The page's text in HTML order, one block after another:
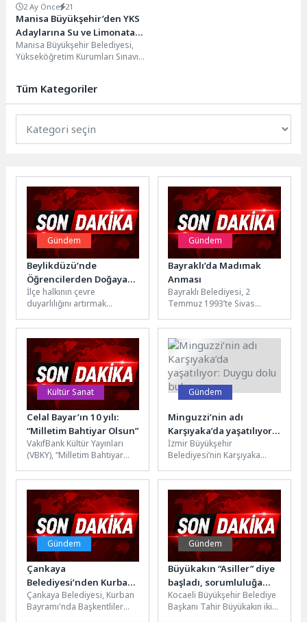
2 Ay Önce 21
Manisa Büyükşehir’den YKS
Adaylarına Su ve Limonata
İkramı
Manisa Büyükşehir Belediyesi,
Yükseköğretim Kurumları Sınavı
ikramında...
Tüm Kategoriler
Gündem
Beylikdüzü’nde
Öğrencilerden Doğaya
Destek
İlçe halkının çevre
duyarlılığını artırmak
farkındalık etkinlikleri
düzenleyen Beylikdüzü
Belediyesi, “Sıfır Atık...
Gündem
Bayraklı’da Madımak
Anması
Bayraklı Belediyesi, 2
Temmuz 1993’te Sivas
yitiren aydın, sanatçı ve
yurttaşları düzenlediği...
Kültür Sanat
Celal Bayar’ın 10 yılı:
“Milletim Bahtiyar Olsun”
VakıfBank Kültür Yayınları
(VBKY), “Milletim Bahtiyar
buluşturuyor. Emine Gürsoy
Naskali’nin hazırladığı bu
çalışma,...
Gündem
Minguzzi’nin adı
Karşıyaka’da yaşatılıyor:
Duygu dolu buluşma
İzmir Büyükşehir
Belediyesi’nin Karşıyaka
adını verdiği Mattia Ahmet
Minguzzi için düzenlenen
buluşmada...
Gündem
Çankaya
Belediyesi’nden Kurban
Bayramında Tam Hizmet
Çankaya Belediyesi, Kurban
Bayramı'nda Başkentliler
Gündem
Büyükakın “Asiller” diye
başladı, sorumluluğa
dikkat çekti
Kocaeli Büyükşehir Belediye
Başkanı Tahir Büyükakın iki